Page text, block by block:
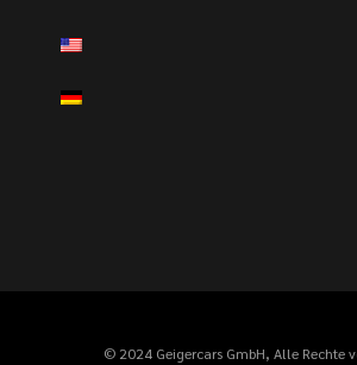
© 2024 Geigercars GmbH, Alle Rechte